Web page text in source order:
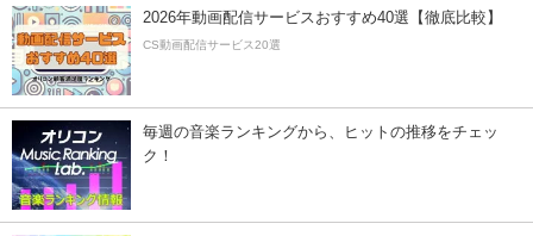
2026年動画配信サービスおすすめ40選【徹底比較】
CS動画配信サービス20選
毎週の音楽ランキングから、ヒットの推移をチェッ
ク！